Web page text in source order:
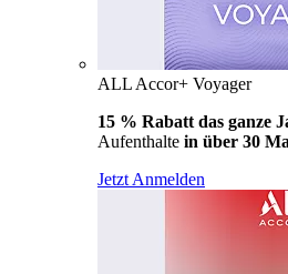
ALL Accor+ Voyager
15 % Rabatt das ganze
Aufenthalte in über 30
Jetzt Anmelden